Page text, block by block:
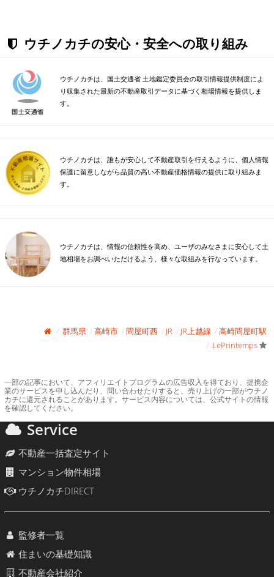
ウチノカチの安心・安全への取り組み
ウチノカチは、国土交通省 土地鑑定委員会の取引情報提供制度によ
り収集された最新の不動産取引データに基づく相場情報を提供しま
す。
ウチノカチは、誰もが安心して不動産取引を行えるように、個人情報
保護に留意しながら品質の高い不動産価格情報の提供に取り組みま
す。
ウチノカチは、情報の信頼性を高め、ユーザのみなさまに安心して土
地相場をお調べいただけるよう、様々な取組みを行なっています。
群馬県 高崎市 問屋町西 JR JR上越線
高崎問屋町駅
LePrintemps
一部の記事において、アフィリエイトプログラムの広告収入を得ており、提携企
業のサービスを申し込んだり、問い合わせたりすると、売り上げの一部がウチノ
カチに還元されることがあります。サービス内容については、公式サイトの情報
を確認してください。
Service
不動産一括査定サイト
マンション物件相場
ウチノカチDIRECT
監修者一覧
住まいの基礎知識
不動産会社紹介